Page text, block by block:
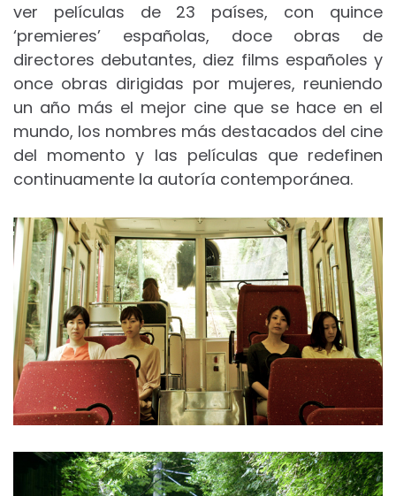
ver películas de 23 países, con quince
‘premieres’ españolas, doce obras de
directores debutantes, diez films españoles y
once obras dirigidas por mujeres, reuniendo
un año más el mejor cine que se hace en el
mundo, los nombres más destacados del cine
del momento y las películas que redefinen
continuamente la autoría contemporánea.